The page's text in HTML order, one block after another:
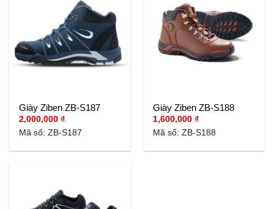
Giày Ziben ZB-S187
2,000,000₫
Mã số: ZB-S187
Giày Ziben ZB-S188
1,600,000₫
Mã số: ZB-S188